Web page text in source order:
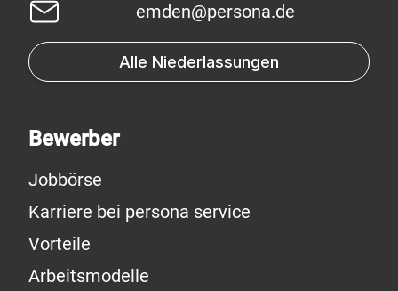
emden@persona.de
Alle Niederlassungen
Bewerber
Jobbörse
Karriere bei persona service
Vorteile
Arbeitsmodelle